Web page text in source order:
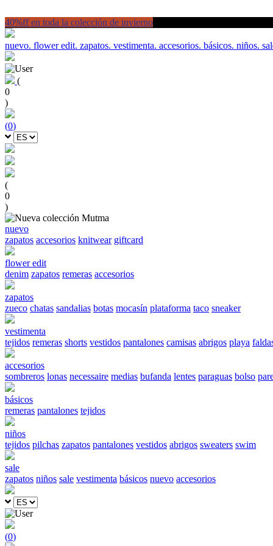
40%ff en toda la colección de invierno
nuevo. flower edit. zapatos. vestimenta. accesorios. básicos. niños.
(
0
)
(0)
(
0
)
nuevo
zapatos accesorios knitwear giftcard
flower edit
denim zapatos remeras accesorios
zapatos
zueco chatas sandalias botas mocasín plataforma taco sneaker
vestimenta
tejidos remeras shorts vestidos pantalones camisas abrigos playa
accesorios
sombreros lonas necessaire medias bufanda lentes paraguas bolso
básicos
remeras pantalones tejidos
niños
tejidos pilchas zapatos pantalones vestidos abrigos sweaters swim
sale
zapatos niños sale vestimenta básicos nuevo accesorios
(0)